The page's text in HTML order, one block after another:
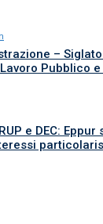
–
Pubblico
e DEC: